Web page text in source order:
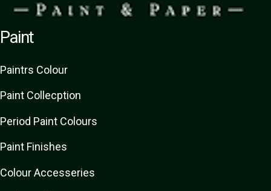
Paint
Paintrs Colour
Paint Collecption
Period Paint Colours
Paint Finishes
Colour Accesseries